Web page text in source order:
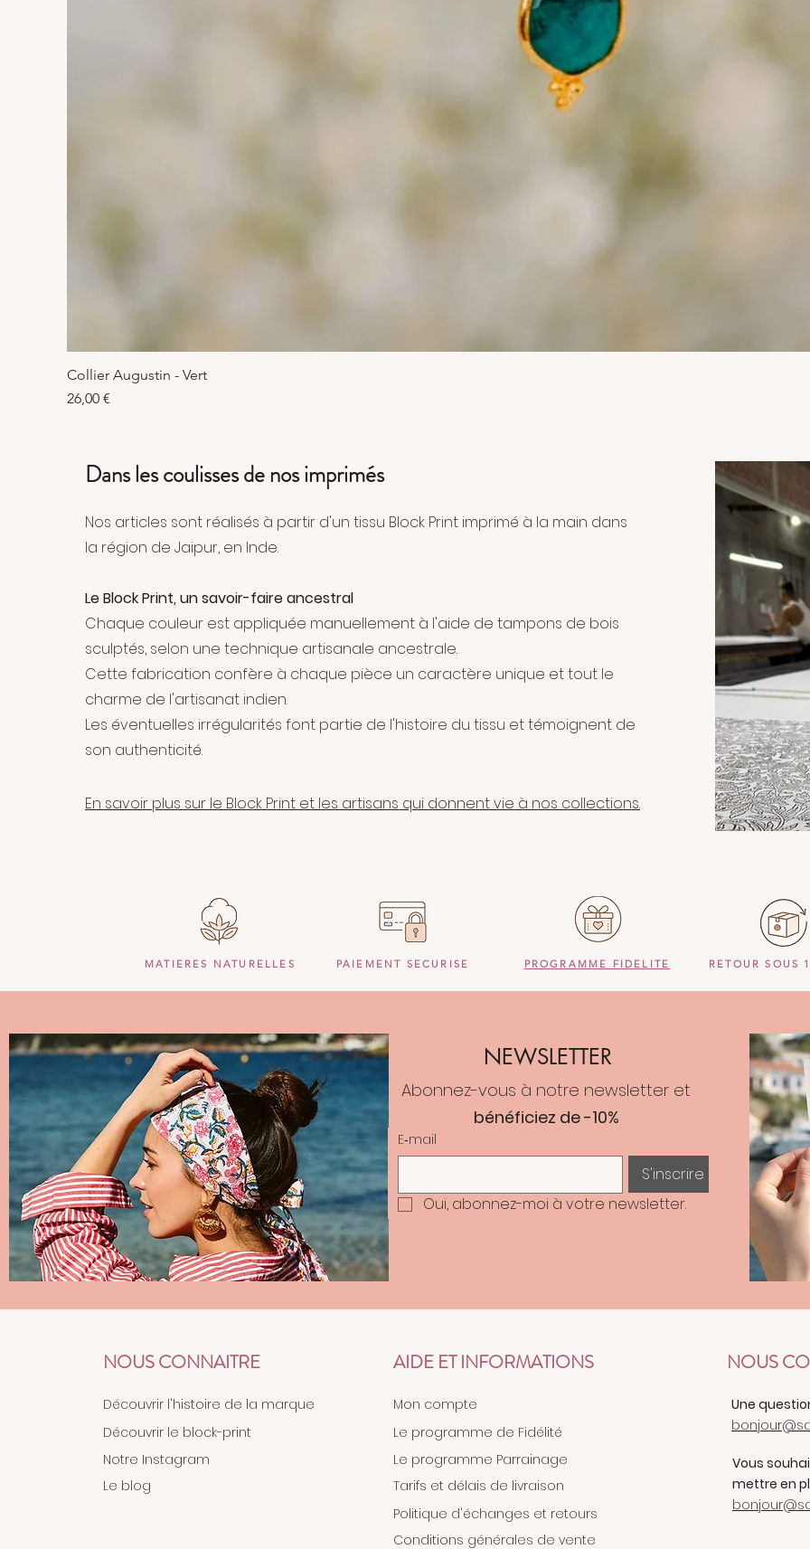
Collier Augustin - Vert
Prix
26,00 €
Dans les coulisses de nos imprimés
Nos articles sont réalisés à partir d'un tissu Block Print imprimé à la main dans
la région de Jaipur, en Inde.
Le Block Print, un savoir-faire ancestral
Chaque couleur est appliquée manuellement à l'aide de tampons de bois
sculptés, selon une technique artisanale ancestrale.
Cette fabrication confère à chaque pièce un caractère unique et tout le
charme de l'artisanat indien.
Les éventuelles irrégularités font partie de l'histoire du tissu et témoignent de
son authenticité.
En savoir plus sur le Block Print et les artisans qui donnent vie à nos collections.
MATIERES NATURELLES PAIEMENT SECURISE PROGRAMME FIDELITE RETOUR SOUS
NEWSLETTER
Abonnez-vous à notre newsletter et
bénéficiez de -10%
sur votre première commande
E‑mail
S'inscrire
Oui, abonnez-moi à votre newsletter.
NOUS CONNAITRE
Découvrir l'histoire de la marque
Découvrir le block-print
Notre Instagram
Le blog
AIDE ET INFORMATIONS
Mon compte
Le programme de Fidélité
Le programme Parrainage
Tarifs et délais de livraison
Politique d'échanges et retours
Conditions générales de vente
NOUS
Une
Vous
mettre en